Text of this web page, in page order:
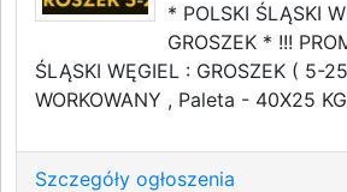
* POLSKI ŚLĄSKI
GROSZEK * !!!
ŚLĄSKI WĘGIEL : GROSZEK ( 5-
WORKOWANY , Paleta - 40X25
Szczegóły ogłoszenia